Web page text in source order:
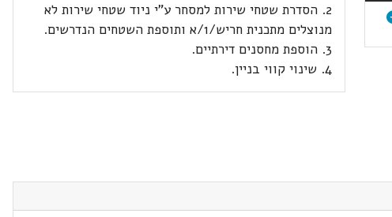
2. הסדרת שטחי שירות למסחר ע"י ניוד שטחי שירות לא
מנוצלים מתכנית חריש/1/א ותוספת השטחים הנדרשים.
3. הוספת מחסנים דירתיים.
4. שינוי קווי בניין.